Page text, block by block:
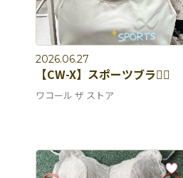
2026.06.27
【CW-X】スポーツブラ🏃‍♀️
ワコール ザ ストア